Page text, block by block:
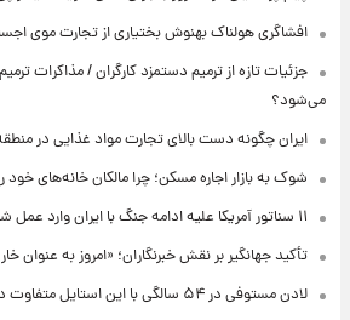
افشاگری هولناک بهنوش بختیاری از تجارت موی
جزئیات تازه از ترمیم دستمزد کارگران / مذاکرات
می‌شود؟
ایران چگونه دست بالای تجارت مواد غذایی در
شوک به بازار اجاره مسکن؛ چرا مالکان خانه‌های خود
۱۱ سناتور آمریکا علیه ادامه جنگ با ایران وارد عمل شدند
تأکید جهانگیر بر نقش خبرنگاران؛ «امروز به عنوان
لادن مستوفی در ۵۴ سالگی با این استایل متفاوت دیده شد!